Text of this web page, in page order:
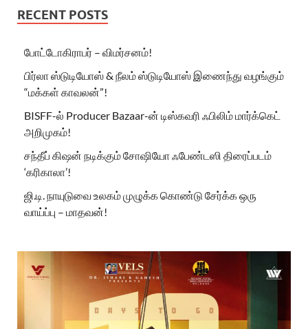
RECENT POSTS
போட்டோகிராபர் – விமர்சனம்!
பிர்லா ஸ்டுடியோஸ் & நீலம் ஸ்டுடியோஸ் இணைந்து வழங்கும்
“மக்கள் காவலன்”!
BISFF-ல் Producer Bazaar-ன் டிஸ்கவரி ஃபிலிம் மார்க்கெட்
அறிமுகம்!
சந்தீப் கிஷன் நடிக்கும் சோஷியோ ஃபேண்டஸி திரைப்படம்
‘கரிகாலா’!
ஜி.டி. நாயுடுவை உலகம் முழுக்க கொண்டு சேர்க்க ஒரு
வாய்ப்பு – மாதவன்!